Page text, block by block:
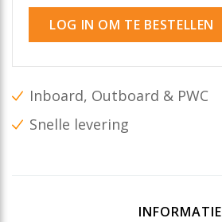
LOG IN OM TE BESTELLEN
Inboard, Outboard & PWC
Snelle levering
INFORMATIE